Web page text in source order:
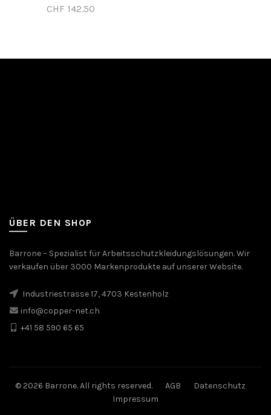
CHF 142.50
ÜBER DEN SHOP
Barrone – Spezialist für Arbeitsschutzkleidungslösungen. Wir
verkaufen über 3000 Markenprodukte auf unserer Website.
Industriestrasse 17, 4703 Kestenholz
info@copper-net.ch
+41 58 590 65 65
© 2026 Barrone. All rights reserved. AGB
Datenschutz
Impressum